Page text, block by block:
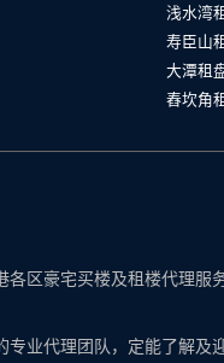
浅水湾
寿臣山
大潭租
舂坎角
区豪宅买楼及租楼代理
业代理团队，定能了解